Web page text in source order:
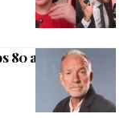
anos